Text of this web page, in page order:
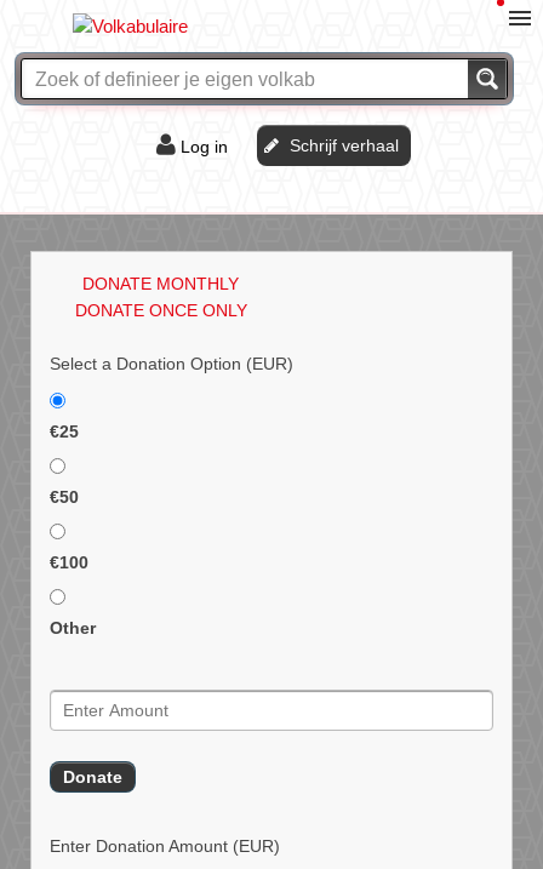
Log in Schrijf verhaal
DONATE MONTHLY
DONATE ONCE ONLY
Select a Donation Option (EUR)
€25
€50
€100
Other
Enter Donation Amount (EUR)